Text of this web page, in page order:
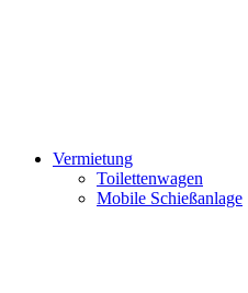
Vermietung
Toilettenwagen
Mobile Schießanlage